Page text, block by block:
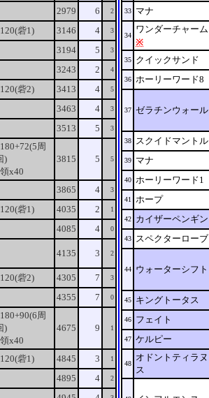
2979 6 2
砦1) 3146 4 3
3194 5 3
3243 2 4
砦2) 3413 4 5
3463 4 3
3513 5 3
周
)
x40
3815 5 5
3865 4 3
砦1) 4035 2 1
4085 4 0
4135 3 2
砦2) 4305 7 3
4355 7 0
周
)
x40
4675 9 1
砦1) 4845 3 1
4895 4 2
33 マナ
34
ワンダーチャーム
※
35 クイックサンド
36 ホーリーワード8
37 ゼラチンウォール
38 スクイドマントル
39 マナ
40 ホーリーワード1
41 ホープ
42 カイザーペンギン
43 スペクターローブ
44 ウォーターシフト
45 キングトータス
46 フェイト
47 ケルピー
48
オドントティラヌ
ス